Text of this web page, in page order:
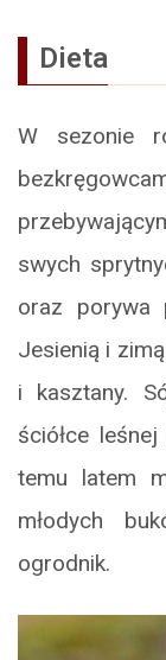
Dieta
W sezonie
swych
oraz porywa
Jesienią i
i kasztany.
ściółce
temu latem
młodych
ogrodnik.